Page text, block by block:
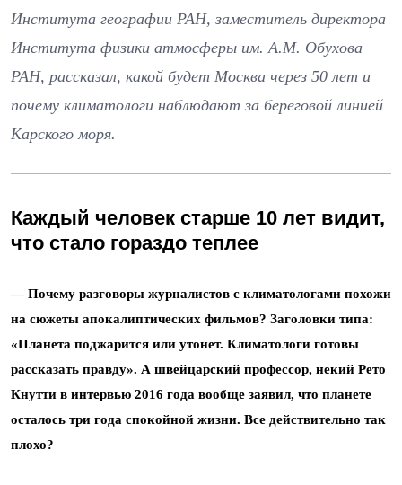
Института географии РАН, заместитель директора
Института физики атмосферы им. А.М. Обухова
РАН, рассказал, какой будет Москва через 50 лет и
почему климатологи наблюдают за береговой линией
Карского моря.
Каждый человек старше 10 лет видит,
что стало гораздо теплее
— Почему разговоры журналистов с климатологами похожи
на сюжеты апокалиптических фильмов? Заголовки типа:
«Планета поджарится или утонет. Климатологи готовы
рассказать правду». А швейцарский профессор, некий Рето
Кнутти в интервью 2016 года вообще заявил, что планете
осталось три года спокойной жизни. Все действительно так
плохо?